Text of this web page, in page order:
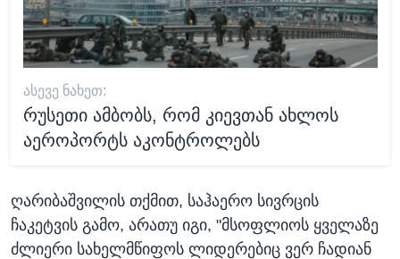
ᲐᲡᲔᲕᲔ ᲜᲐᲮᲔᲗ:
რუსეთი ამბობს, რომ კიევთან ახლოს
აეროპორტს აკონტროლებს
ღარიბაშვილის თქმით, საჰაერო სივრცის
ჩაკეტვის გამო, არათუ იგი, "მსოფლიოს ყველაზე
ძლიერი სახელმწიფოს ლიდერებიც ვერ ჩადიან